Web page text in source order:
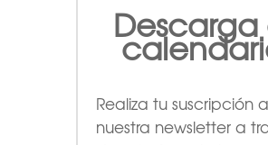
Descarga
Realiza tu suscripción a
nuestra newsletter a